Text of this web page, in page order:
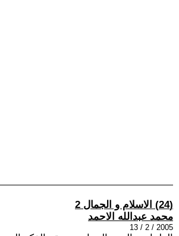
(24) الاسلام و الجمال 2
محمد عبدالله الاحمد
2005 / 2 / 13